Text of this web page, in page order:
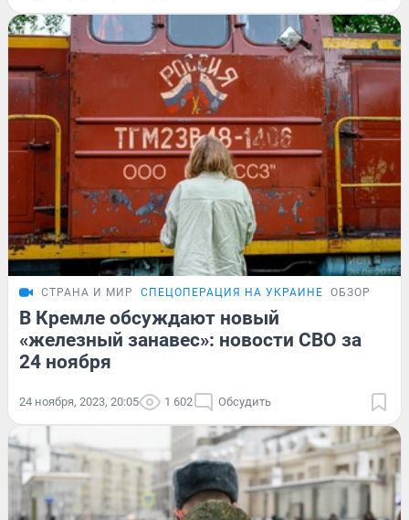
СТРАНА И МИР СПЕЦОПЕРАЦИЯ НА УКРАИНЕ ОБЗОР
В Кремле обсуждают новый
«железный занавес»: новости СВО за
24 ноября
24 ноября, 2023, 20:05 1 602 Обсудить